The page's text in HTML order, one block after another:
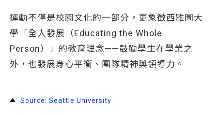
運動不僅是校園文化的一部分，更象徵西雅圖大
學「全人發展（Educating the Whole
Person）」的教育理念——鼓勵學生在學業之
外，也發展身心平衡、團隊精神與領導力。
Source: Seattle University